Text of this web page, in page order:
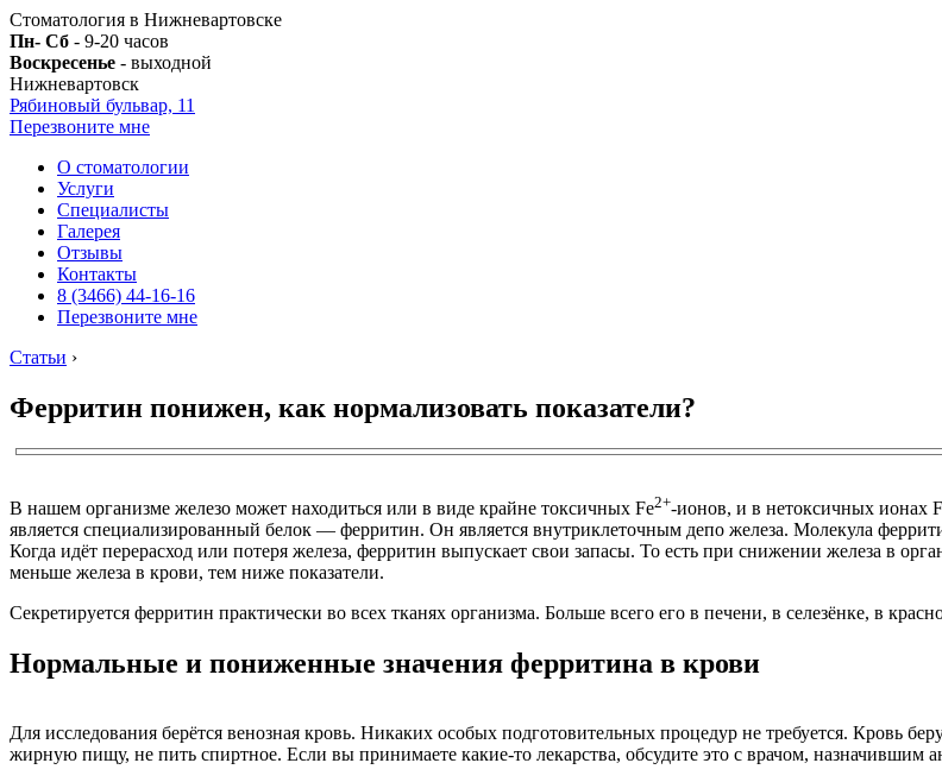
Стоматология в Нижневартовске
Пн- Сб - 9-20 часов
Воскресенье - выходной
Нижневартовск
Рябиновый бульвар, 11
Перезвоните мне
О стоматологии
Услуги
Специалисты
Галерея
Отзывы
Контакты
8 (3466) 44-16-16
Перезвоните мне
Статьи ›
Ферритин понижен, как нормализовать показатели?
В нашем организме железо может находиться или в виде крайне токсичных Fe2+-ионов, и в нетоксичных ионах
является специализированный белок — ферритин. Он является внутриклеточным депо железа. Молекула
Когда идёт перерасход или потеря железа, ферритин выпускает свои запасы. То есть при снижении железа в
меньше железа в крови, тем ниже показатели.
Секретируется ферритин практически во всех тканях организма. Больше всего его в печени, в селезёнке, в
Нормальные и пониженные значения ферритина в крови
Для исследования берётся венозная кровь. Никаких особых подготовительных процедур не требуется. Кровь
жирную пищу, не пить спиртное. Если вы принимаете какие-то лекарства, обсудите это с врачом, назначившим